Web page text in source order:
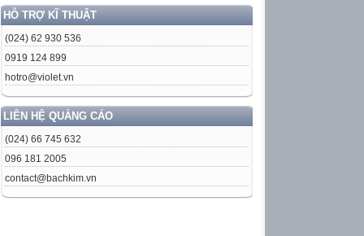
HỖ TRỢ KĨ THUẬT
(024) 62 930 536
0919 124 899
hotro@violet.vn
LIÊN HỆ QUẢNG CÁO
(024) 66 745 632
096 181 2005
contact@bachkim.vn